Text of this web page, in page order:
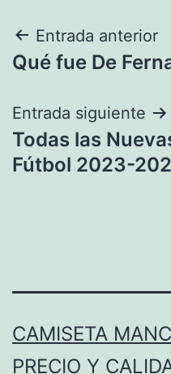
Navegación
de
entradas
Entrada anterior
Qué fue De
Entrada siguiente
Todas las
Fútbol 2023-
CAMISETA
PRECIO Y